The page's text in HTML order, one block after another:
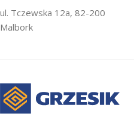
WYMIARY
15×20 cm, 20×20 cm, 30×20 cm
ul. Tczewska 12a, 82-200
Malbork